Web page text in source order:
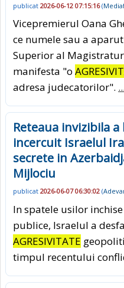
publicat 2026-06-12 07:15:16(
Vicepremierul Oana
ce numele sau a
Superior al
manifesta "o
adresa judecatorilor".
Reteaua invizibila
incercuit Israelul
secrete in
Mijlociu
publicat 2026-06-07 06:30:02 (
In spatele usilor
publice, Israelul a
AGRESIVITATE
timpul recentului